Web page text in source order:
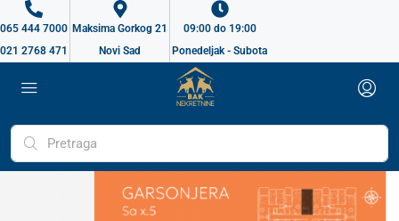
065 444 7000
021 2768 471
Maksima Gorkog 21
Novi Sad
09:00 do 19:00
Ponedeljak - Subota